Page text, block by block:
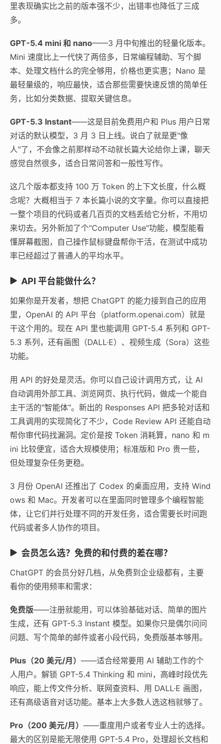
里表现确实比之前的版本强不少，出错率也降低了三成
多。
GPT-5.4 mini 和 nano——3 月中旬推出的轻量化版本。
Mini 速度比上一代快了两倍多，日常编程辅助、写个脚
本、处理文档什么的完全够用，价格也更实惠；Nano 是
最轻量级的，响应最快，适合那些需要快速反馈的简单任
务，比如分类数据、提取关键信息。
GPT-5.3 Instant——这是目前免费用户和 Plus 用户日常
对话的默认模型，3 月 3 日上线。说白了就是更"像
人"了，不会像之前那样动不动就长篇大论给你上课，聊天
感觉自然很多，适合日常问答和一般性写作。
这几个版本都支持 100 万 Token 的上下文长度，什么概
念呢？大概相当于 7 本长篇小说的文字量。你可以直接把
一整个项目的代码或者几百页的文档丢给它分析，不用切
来切去。另外新加了个"Computer Use"功能，模型能看
懂屏幕截图，自己操作鼠标键盘帮你干活，在测试中成功
率已经超过了普通人的平均水平。
API 平台能做什么？
如果你是开发者，想把 ChatGPT 的能力接到自己的应用
里，OpenAI 的 API 平台（platform.openai.com）就是
干这个用的。现在 API 里也能调用 GPT-5.4 系列和 GPT-
5.3 系列，还有画图（DALL·E）、视频生成（Sora）这些
功能。
用 API 的好处是灵活。你可以自己设计调用方式，让 AI
自动调用外部工具、浏览网页、执行代码，做成一个能自
主干活的"智能体"。新出的 Responses API 把多轮对话和
工具调用的实现简化了不少，Code Review API 还能自动
帮你审代码找漏洞。定价是按 Token 消耗算，nano 和 m
ini 比较便宜，适合大规模使用；标准版和 Pro 贵一些，
但处理复杂任务更稳。
3 月份 OpenAI 还推出了 Codex 的桌面应用，支持 Wind
ows 和 Mac。开发者可以在里面同时管理多个编程智能
体，让它们并行处理不同的开发任务，适合需要长时间跑
代码或者多人协作的项目。
会员怎么选？免费的和付费的差在哪？
ChatGPT 的会员分好几档，从免费到企业级都有，主要
看你的使用频率和需求：
免费版——注册就能用，可以体验基础对话、简单的图片
生成，还有 GPT-5.3 Instant 模型。如果你只是偶尔问问
问题、写个简单的邮件或者小段代码，免费版基本够用。
Plus（20 美元/月） ——适合经常要用 AI 辅助工作的个
人用户。解锁 GPT-5.4 Thinking 和 mini，高峰时段优先
响应，能上传文件分析、联网查资料、用 DALL·E 画图，
还有高级语音对话功能。基本上大多数人选这档就够了。
Pro（200 美元/月） ——重度用户或者专业人士的选择。
最大的区别是能无限使用 GPT-5.4 Pro，处理超长文档和